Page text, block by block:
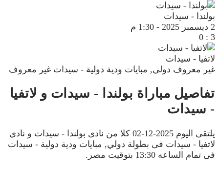
بولندا - سيدات
2 ديسمبر 2025
- 1:30 م
3
:
0
لاتفيا - سيدات
غير معروف دولي, مبايات ودية دولية - سيدات غير معروف
تفاصيل مباراة بولندا - سيدات و لاتفيا
- سيدات
يلتقى اليوم 2025-12-02 كلا من نادى بولندا - سيدات و نادي
لاتفيا - سيدات فى بطولة دولي, مبايات ودية دولية - سيدات
فى تمام الساعه 13:30 بتوقيت مصر.